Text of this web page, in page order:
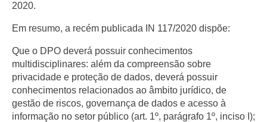
2020.
Em resumo, a recém publicada IN 117/2020 dispõe:
Que o DPO deverá possuir conhecimentos
multidisciplinares: além da compreensão sobre
privacidade e proteção de dados, deverá possuir
conhecimentos relacionados ao âmbito jurídico, de
gestão de riscos, governança de dados e acesso à
informação no setor público (art. 1º, parágrafo 1º, inciso I);